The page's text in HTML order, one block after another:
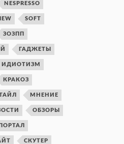
NESPRESSO
SOFT
ЗОЗПП
ГАДЖЕТЫ
ИДИОТИЗМ
КРАКОЗ
МНЕНИЕ
ОБЗОРЫ
ПОРТАЛ
СКУТЕР